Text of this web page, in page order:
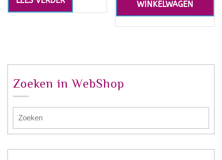
WINKELWAGEN
Zoeken in WebShop